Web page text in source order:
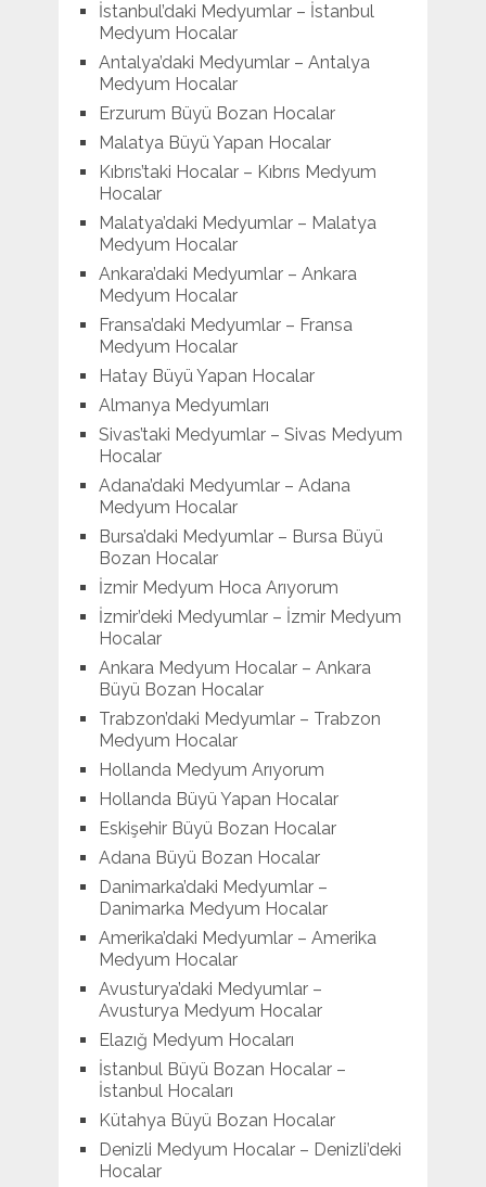
İstanbul’daki Medyumlar – İstanbul
Medyum Hocalar
Antalya’daki Medyumlar – Antalya
Medyum Hocalar
Erzurum Büyü Bozan Hocalar
Malatya Büyü Yapan Hocalar
Kıbrıs’taki Hocalar – Kıbrıs Medyum
Hocalar
Malatya’daki Medyumlar – Malatya
Medyum Hocalar
Ankara’daki Medyumlar – Ankara
Medyum Hocalar
Fransa’daki Medyumlar – Fransa
Medyum Hocalar
Hatay Büyü Yapan Hocalar
Almanya Medyumları
Sivas’taki Medyumlar – Sivas Medyum
Hocalar
Adana’daki Medyumlar – Adana
Medyum Hocalar
Bursa’daki Medyumlar – Bursa Büyü
Bozan Hocalar
İzmir Medyum Hoca Arıyorum
İzmir’deki Medyumlar – İzmir Medyum
Hocalar
Ankara Medyum Hocalar – Ankara
Büyü Bozan Hocalar
Trabzon’daki Medyumlar – Trabzon
Medyum Hocalar
Hollanda Medyum Arıyorum
Hollanda Büyü Yapan Hocalar
Eskişehir Büyü Bozan Hocalar
Adana Büyü Bozan Hocalar
Danimarka’daki Medyumlar –
Danimarka Medyum Hocalar
Amerika’daki Medyumlar – Amerika
Medyum Hocalar
Avusturya’daki Medyumlar –
Avusturya Medyum Hocalar
Elazığ Medyum Hocaları
İstanbul Büyü Bozan Hocalar –
İstanbul Hocaları
Kütahya Büyü Bozan Hocalar
Denizli Medyum Hocalar – Denizli’deki
Hocalar